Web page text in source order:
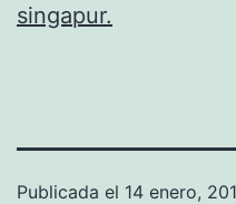
singapur.
Publicada el 14 enero,